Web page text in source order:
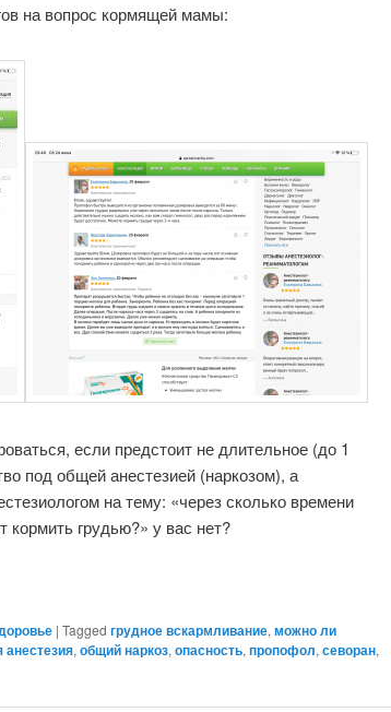
на вопрос кормящей мамы:
если предстоит не длительное (до 1
под общей анестезией (наркозом), а
на тему: «через сколько времени
грудью?» у вас нет?
| Tagged грудное вскармливание, можно ли
анестезия, общий наркоз, опасность, пропофол, севоран,